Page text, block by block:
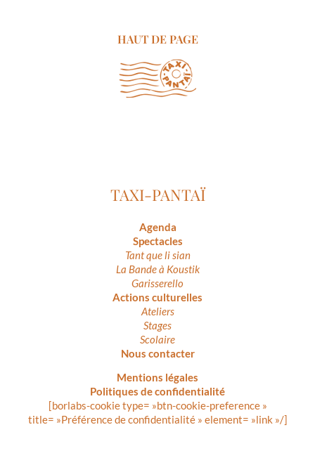
HAUT DE PAGE
TAXI-PANTAÏ
Agenda
Spectacles
Tant que li sian
La Bande à Koustik
Garisserello
Actions culturelles
Ateliers
Stages
Scolaire
Nous contacter
Mentions légales
Politiques de confidentialité
[borlabs-cookie type= »btn-cookie-preference »
title= »Préférence de confidentialité » element= »link »/]